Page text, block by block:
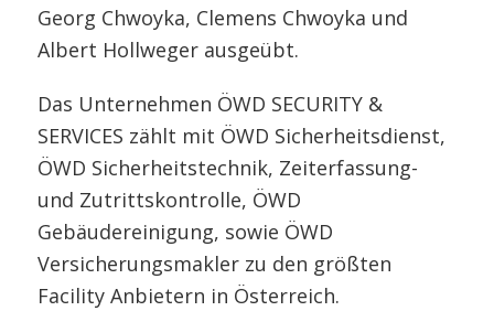
Georg Chwoyka, Clemens Chwoyka und
Albert Hollweger ausgeübt.
Das Unternehmen ÖWD SECURITY &
SERVICES zählt mit ÖWD Sicherheitsdienst,
ÖWD Sicherheitstechnik, Zeiterfassung-
und Zutrittskontrolle, ÖWD
Gebäudereinigung, sowie ÖWD
Versicherungsmakler zu den größten
Facility Anbietern in Österreich.